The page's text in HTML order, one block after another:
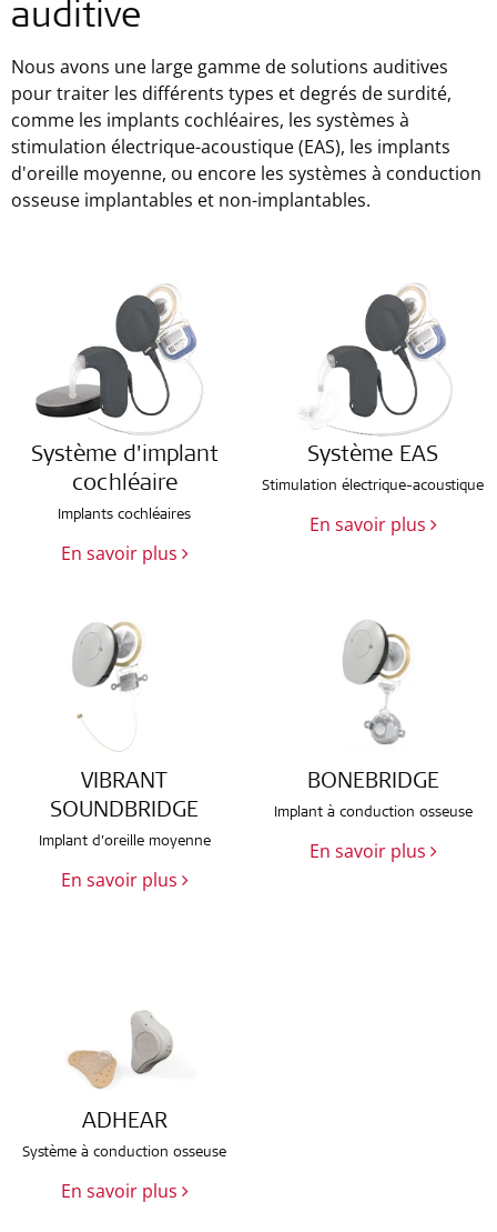
auditive
Nous avons une large gamme de solutions auditives
pour traiter les différents types et degrés de surdité,
comme les implants cochléaires, les systèmes à
stimulation électrique-acoustique (EAS), les implants
d'oreille moyenne, ou encore les systèmes à conduction
osseuse implantables et non-implantables.
Système d'implant
cochléaire
Implants cochléaires
En savoir plus
Système EAS
Stimulation électrique-acoustique
En savoir plus
VIBRANT
SOUNDBRIDGE
Implant d’oreille moyenne
En savoir plus
BONEBRIDGE
Implant à conduction osseuse
En savoir plus
ADHEAR
Système à conduction osseuse
En savoir plus